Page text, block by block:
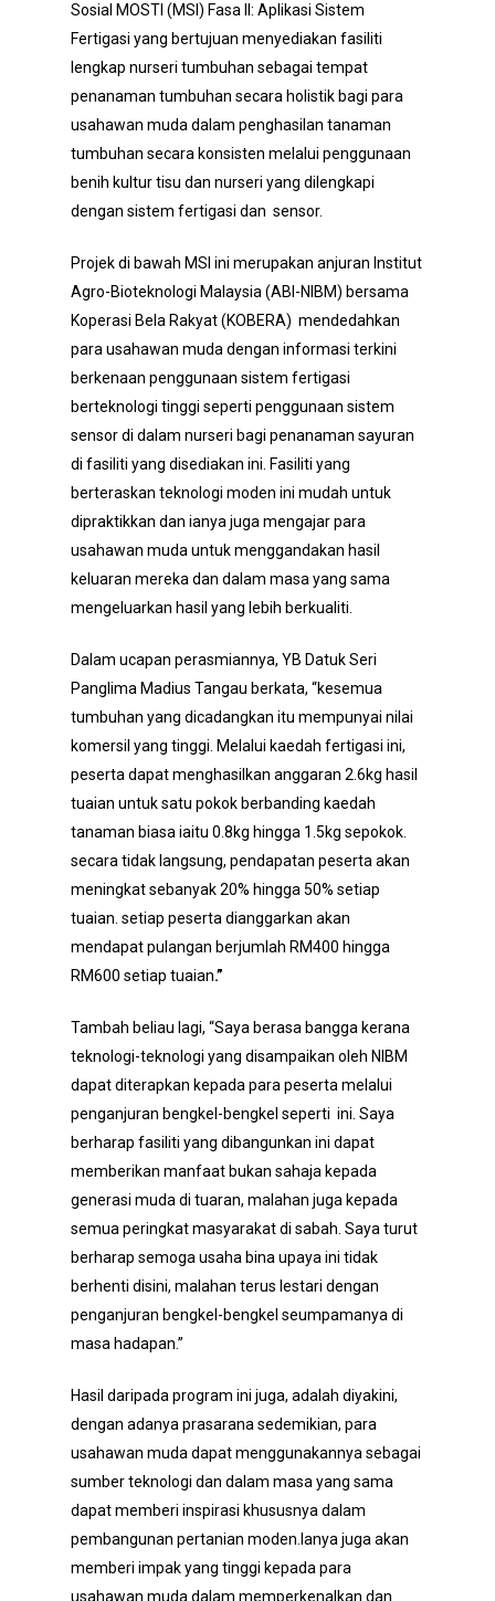
Sosial MOSTI (MSI) Fasa II: Aplikasi Sistem
Fertigasi yang bertujuan menyediakan fasiliti
lengkap nurseri tumbuhan sebagai tempat
penanaman tumbuhan secara holistik bagi para
usahawan muda dalam penghasilan tanaman
tumbuhan secara konsisten melalui penggunaan
benih kultur tisu dan nurseri yang dilengkapi
dengan sistem fertigasi dan sensor.
Projek di bawah MSI ini merupakan anjuran Institut
Agro-Bioteknologi Malaysia (ABI-NIBM) bersama
Koperasi Bela Rakyat (KOBERA) mendedahkan
para usahawan muda dengan informasi terkini
berkenaan penggunaan sistem fertigasi
berteknologi tinggi seperti penggunaan sistem
sensor di dalam nurseri bagi penanaman sayuran
di fasiliti yang disediakan ini. Fasiliti yang
berteraskan teknologi moden ini mudah untuk
dipraktikkan dan ianya juga mengajar para
usahawan muda untuk menggandakan hasil
keluaran mereka dan dalam masa yang sama
mengeluarkan hasil yang lebih berkualiti.
Dalam ucapan perasmiannya, YB Datuk Seri
Panglima Madius Tangau berkata, “kesemua
tumbuhan yang dicadangkan itu mempunyai nilai
komersil yang tinggi. Melalui kaedah fertigasi ini,
peserta dapat menghasilkan anggaran 2.6kg hasil
tuaian untuk satu pokok berbanding kaedah
tanaman biasa iaitu 0.8kg hingga 1.5kg sepokok.
secara tidak langsung, pendapatan peserta akan
meningkat sebanyak 20% hingga 50% setiap
tuaian. setiap peserta dianggarkan akan
mendapat pulangan berjumlah RM400 hingga
RM600 setiap tuaian.”
Tambah beliau lagi, “Saya berasa bangga kerana
teknologi-teknologi yang disampaikan oleh NIBM
dapat diterapkan kepada para peserta melalui
penganjuran bengkel-bengkel seperti ini. Saya
berharap fasiliti yang dibangunkan ini dapat
memberikan manfaat bukan sahaja kepada
generasi muda di tuaran, malahan juga kepada
semua peringkat masyarakat di sabah. Saya turut
berharap semoga usaha bina upaya ini tidak
berhenti disini, malahan terus lestari dengan
penganjuran bengkel-bengkel seumpamanya di
masa hadapan.”
Hasil daripada program ini juga, adalah diyakini,
dengan adanya prasarana sedemikian, para
usahawan muda dapat menggunakannya sebagai
sumber teknologi dan dalam masa yang sama
dapat memberi inspirasi khususnya dalam
pembangunan pertanian moden.Ianya juga akan
memberi impak yang tinggi kepada para
usahawan muda dalam memperkenalkan dan